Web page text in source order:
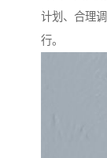
计划、合理
行。​